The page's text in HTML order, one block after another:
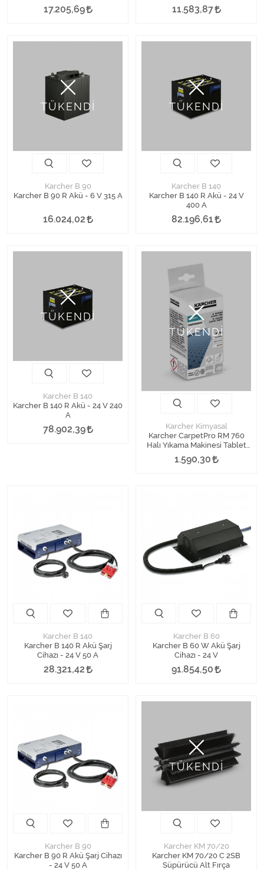
17.205,69 11.583,87
TÜKENDİ
Karcher B 90
Karcher B 90 R Akü - 6 V 315 A
16.024,02
TÜKENDİ
Karcher B 140
Karcher B 140 R Akü - 24 V
400 A
82.196,61
TÜKENDİ
Karcher B 140
Karcher B 140 R Akü - 24 V 240
A
78.902,39
TÜKENDİ
Karcher Kimyasal
Karcher CarpetPro RM 760
Halı Yıkama Makinesi Tablet
Deterjan
1.590,30
Karcher B 140
Karcher B 140 R Akü Şarj
Cihazı - 24 V 50 A
28.321,42
Karcher B 60
Karcher B 60 W Akü Şarj
Cihazı - 24 V
91.854,50
Karcher B 90
Karcher B 90 R Akü Şarj Cihazı
- 24 V 50 A
TÜKENDİ
Karcher KM 70/20
Karcher KM 70/20 C 2SB
Süpürücü Alt Fırça